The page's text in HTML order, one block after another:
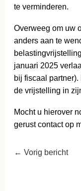
te verminderen.
Overweeg om uw
anders aan te
januari 2025
bij fiscaal
de vrijstelling in
Mocht u hierover
gerust contact op
← Vorig bericht